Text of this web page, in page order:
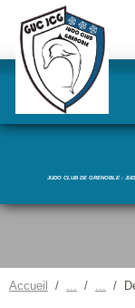
JUDO CLUB DE GRENOBLE :
Accueil
Panneau de gestion